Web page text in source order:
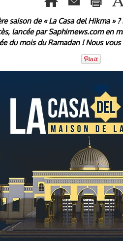
saison de « La Casa del Hikma »
lancée par Saphirnews.com en
du mois du Ramadan ! Nous